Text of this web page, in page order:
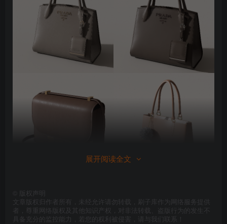
展开阅读全文
版权声明
文章版权归作者所有，未经允许请勿转载，刷子库作为网络服务提供
者，尊重网络版权及其他知识产权，对非法转载、盗版行为的发生不
具备充分的监控能力，若您的权利被侵害，请与我们联系！